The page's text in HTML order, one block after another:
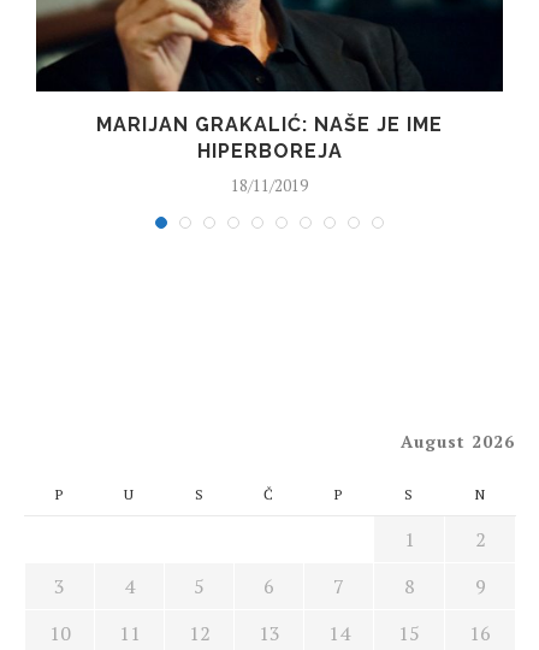
MARIJAN GRAKALIĆ: NAŠE JE IME
HIPERBOREJA
18/11/2019
August 2026
P U S Č P S N
1
2
3
4 5 6 7 8
9
10
11 12 13 14 15
16